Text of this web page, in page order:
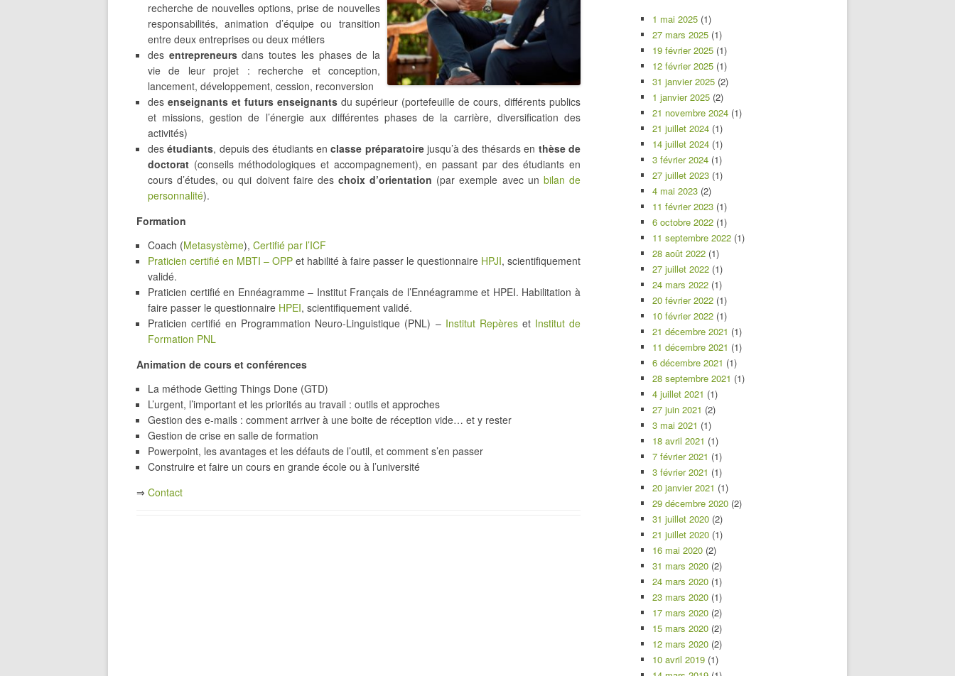
recherche de nouvelles options, prise de nouvelles
responsabilités, animation d’équipe ou transition
entre deux entreprises ou deux métiers
des entrepreneursdans toutes les phases de la
vie de leur projet : recherche et conception,
lancement, développement, cession, reconversion
des enseignants et futurs enseignantsdu supérieur (portefeuille de cours, différents publics
et missions, gestion de l’énergie aux différentes phases de la carrière, diversification des
activités)
desétudiants, depuis des étudiants enclasse préparatoirejusqu’à des thésards en thèse de
doctorat (conseils méthodologiques et accompagnement), en passant par des étudiants en
cours d’études, ou qui doivent faire des choix d’orientation (par exemple avec un bilan de
personnalité).
Formation
Coach (Metasystème), Certifié par l’ICF
Praticien certifié en MBTI – OPP et habilité à faire passer le questionnaire HPJI, scientifiquement
validé.
Praticien certifié en Ennéagramme – Institut Français de l’Ennéagramme et HPEI. Habilitation à
faire passer le questionnaire HPEI, scientifiquement validé.
Praticien certifié en Programmation Neuro-Linguistique (PNL) – Institut Repèreset Institut de
Formation PNL
Animation de cours et conférences
La méthode Getting Things Done (GTD)
L’urgent, l’important et les priorités au travail : outils et approches
Gestion des e-mails : comment arriver à une boite de réception vide… et y rester
Gestion de crise en salle de formation
Powerpoint, les avantages et les défauts de l’outil, et comment s’en passer
Construire et faire un cours en grande école ou à l’université
⇒ Contact
1 mai 2025 (1)
27 mars 2025 (1)
19 février 2025 (1)
12 février 2025 (1)
31 janvier 2025 (2)
1 janvier 2025 (2)
21 novembre 2024 (1)
21 juillet 2024 (1)
14 juillet 2024 (1)
3 février 2024 (1)
27 juillet 2023 (1)
4 mai 2023 (2)
11 février 2023 (1)
6 octobre 2022 (1)
11 septembre 2022 (1)
28 août 2022 (1)
27 juillet 2022 (1)
24 mars 2022 (1)
20 février 2022 (1)
10 février 2022 (1)
21 décembre 2021 (1)
11 décembre 2021 (1)
6 décembre 2021 (1)
28 septembre 2021 (1)
4 juillet 2021 (1)
27 juin 2021 (2)
3 mai 2021 (1)
18 avril 2021 (1)
7 février 2021 (1)
3 février 2021 (1)
20 janvier 2021 (1)
29 décembre 2020 (2)
31 juillet 2020 (2)
21 juillet 2020 (1)
16 mai 2020 (2)
31 mars 2020 (2)
24 mars 2020 (1)
23 mars 2020 (1)
17 mars 2020 (2)
15 mars 2020 (2)
12 mars 2020 (2)
10 avril 2019 (1)